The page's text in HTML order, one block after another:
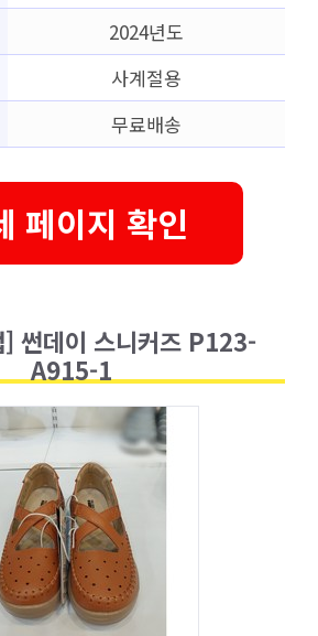
2024년도
사계절용
무료배송
페이지 확인
] 썬데이 스니커즈 P123-
A915-1